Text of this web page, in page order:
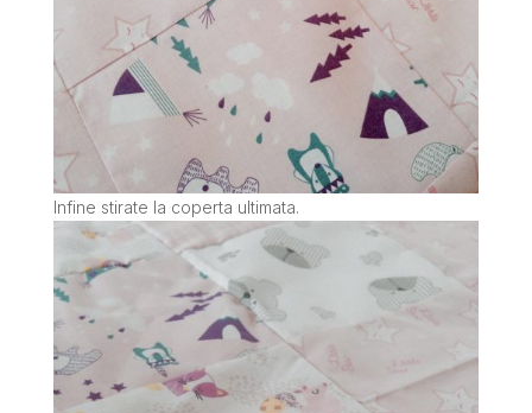
Infine stirate la coperta ultimata.